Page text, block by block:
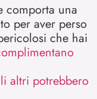
comporta una
per aver perso
che hai
altri potrebbero